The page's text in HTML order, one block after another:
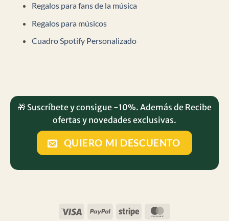
Regalos para fans de la música
Regalos para músicos
Cuadro Spotify Personalizado
🎁 Suscríbete y consigue -10%. Además de Recibe
ofertas y novedades exclusivas.
QUIERO MI DESCUENTO
Visa PayPal Stripe